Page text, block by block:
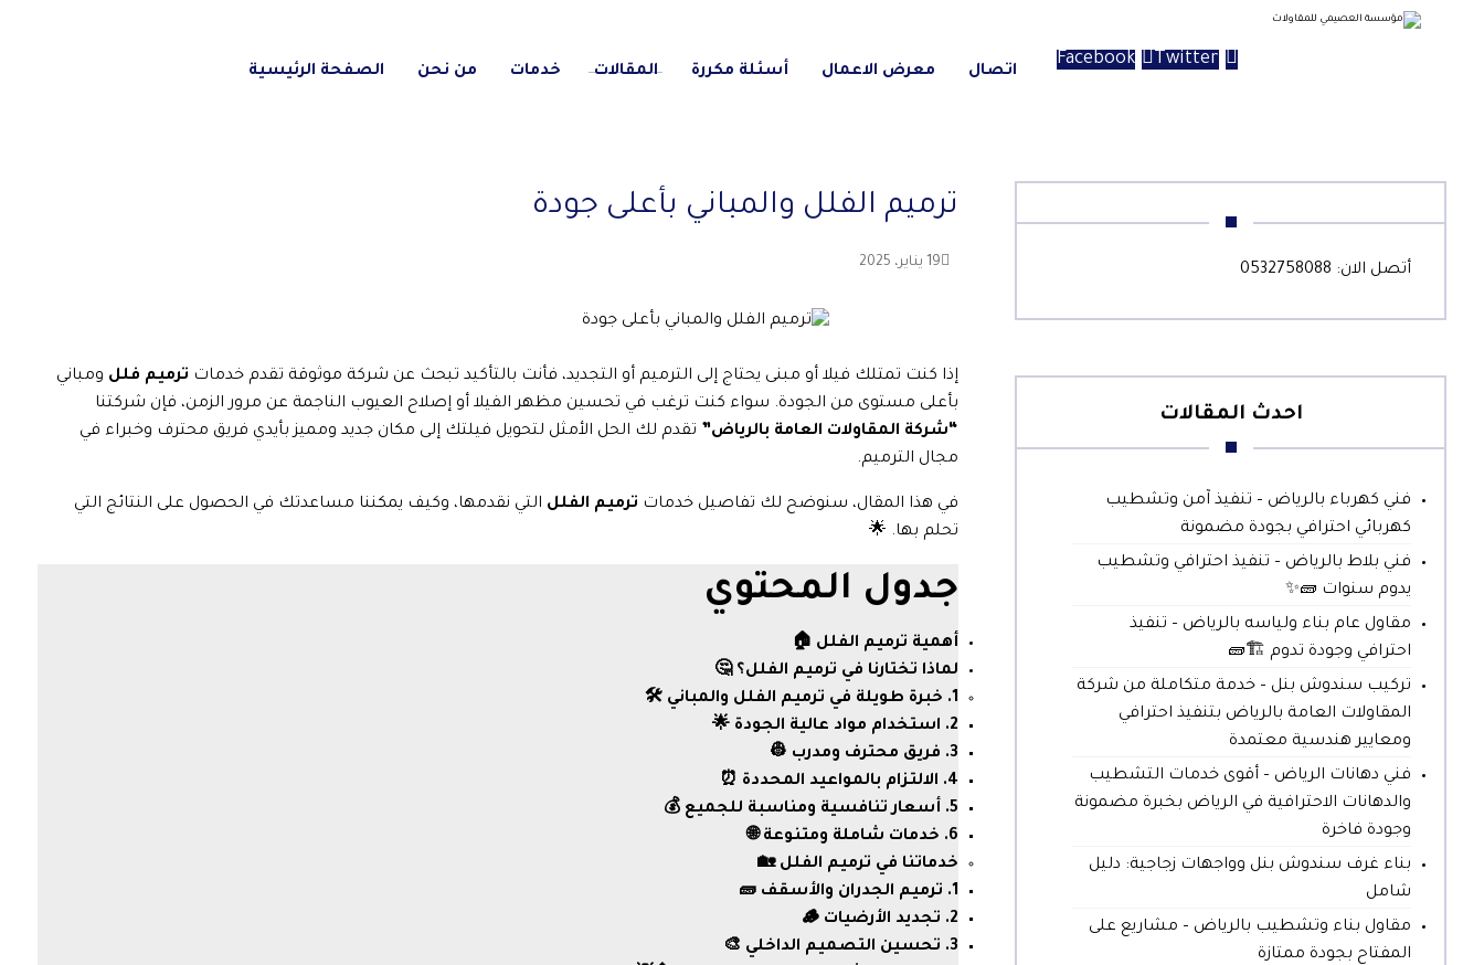
Facebook Twitter
الصفحة الرئيسية من نحن خدمات المقالات أسئلة مكررة معرض الاعمال اتصال
ترميم الفلل والمباني بأعلى جودة
19 يناير، 2025
إذا كنت تمتلك فيلا أو مبنى يحتاج إلى الترميم أو التجديد، فأنت بالتأكيد تبحث عن شركة موثوقة تقدم خدمات ترميم فلل ومباني
بأعلى مستوى من الجودة. سواء كنت ترغب في تحسين مظهر الفيلا أو إصلاح العيوب الناجمة عن مرور الزمن، فإن شركتنا
“شركة المقاولات العامة بالرياض” تقدم لك الحل الأمثل لتحويل فيلتك إلى مكان جديد ومميز بأيدي فريق محترف وخبراء في
مجال الترميم.
في هذا المقال، سنوضح لك تفاصيل خدمات ترميم الفلل التي نقدمها، وكيف يمكننا مساعدتك في الحصول على النتائج التي
تحلم بها. 🌟
جدول المحتوي
أهمية ترميم الفلل 🏠
لماذا تختارنا في ترميم الفلل؟ 🤔
1. خبرة طويلة في ترميم الفلل والمباني 🛠️
2. استخدام مواد عالية الجودة 🌟
3. فريق محترف ومدرب 👷
4. الالتزام بالمواعيد المحددة ⏰
5. أسعار تنافسية ومناسبة للجميع 💰
6. خدمات شاملة ومتنوعة 🌐
خدماتنا في ترميم الفلل 🏡
1. ترميم الجدران والأسقف 🧱
2. تجديد الأرضيات 🪵
3. تحسين التصميم الداخلي 🎨
أتصل الان: 0532758088
احدث المقالات
فني كهرباء بالرياض – تنفيذ آمن وتشطيب
كهربائي احترافي بجودة مضمونة
فني بلاط بالرياض – تنفيذ احترافي وتشطيب
يدوم سنوات 🧱✨
مقاول عام بناء ولياسه بالرياض – تنفيذ
احترافي وجودة تدوم 🏗️🧱
تركيب سندوش بنل – خدمة متكاملة من شركة
المقاولات العامة بالرياض بتنفيذ احترافي
ومعايير هندسية معتمدة
فني دهانات الرياض – أقوى خدمات التشطيب
والدهانات الاحترافية في الرياض بخبرة مضمونة
وجودة فاخرة
بناء غرف سندوش بنل وواجهات زجاجية: دليل
شامل
مقاول بناء وتشطيب بالرياض – مشاريع على
المفتاح بجودة ممتازة